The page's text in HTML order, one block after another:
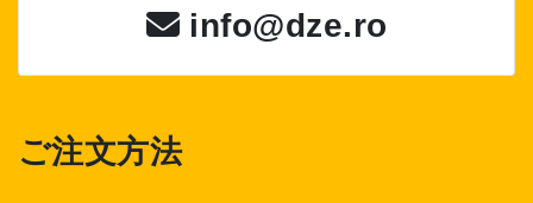
info@dze.ro
ご注文方法